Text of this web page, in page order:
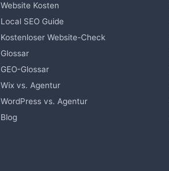
Website Kosten
Local SEO Guide
Kostenloser Website-Check
Glossar
GEO-Glossar
Wix vs. Agentur
WordPress vs. Agentur
Blog